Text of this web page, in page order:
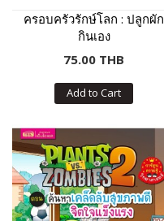
ครอบครัวรักษ์โลก : ปลูกผัก
กินเอง
75.00 THB
Add to Cart